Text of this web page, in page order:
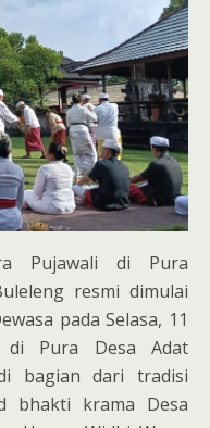
Pujawali di Pura
resmi dimulai
pada Selasa, 11
di Pura Desa Adat
bagian dari tradisi
bhakti krama Desa